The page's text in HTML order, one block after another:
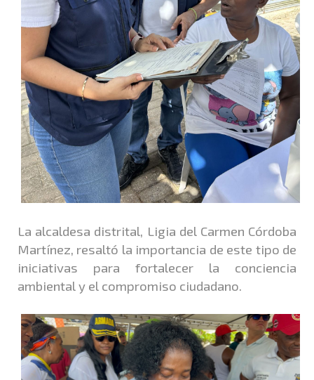
La alcaldesa distrital, Ligia del Carmen Córdoba
Martínez, resaltó la importancia de este tipo de
iniciativas para fortalecer la conciencia
ambiental y el compromiso ciudadano.